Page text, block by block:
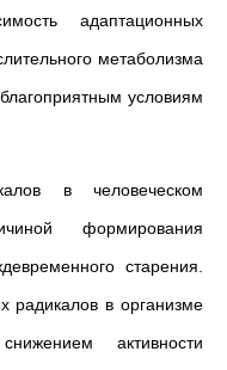
адаптационных
метаболизма
условиям
в человеческом
формирования
старения.
радикалов в организме
активности